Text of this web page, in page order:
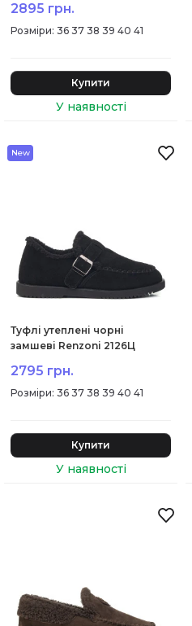
2895 грн.
: 36 37 38 39 40 41
Купити
Туфлі утеплені чорні
замшеві Renzoni 2126Ц
2795 грн.
: 36 37 38 39 40 41
Купити